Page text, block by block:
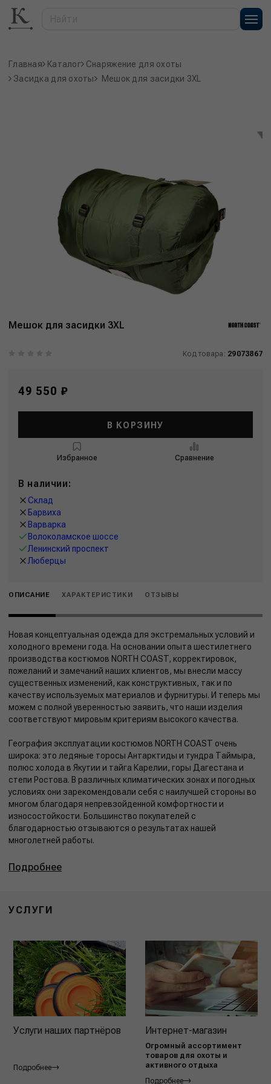
Главная Каталог Снаряжение для охоты
Засидка для охоты
Мешок для засидки 3XL
Мешок для засидки 3XL
Код товара: 29073867
49 550 ₽
В КОРЗИНУ
Избранное Сравнение
В наличии:
Склад
Барвиха
Варварка
Волоколамское шоссе
Ленинский проспект
Люберцы
ОПИСАНИЕ ХАРАКТЕРИСТИКИ ОТЗЫВЫ
Новая концептуальная одежда для экстремальных условий и
холодного времени года. На основании опыта шестилетнего
производства костюмов NORTH COAST, корректировок,
пожеланий и замечаний наших клиентов, мы внесли массу
существенных изменений, как конструктивных, так и по
качеству используемых материалов и фурнитуры. И теперь мы
можем с полной уверенностью заявить, что наши изделия
соответствуют мировым критериям высокого качества.
География эксплуатации костюмов NORTH COAST очень
широка: это ледяные торосы Антарктиды и тундра Таймыра,
полюс холода в Якутии и тайга Карелии, горы Дагестана и
степи Ростова. В различных климатических зонах и погодных
условиях они зарекомендовали себя с наилучшей стороны во
многом благодаря непревзойденной комфортности и
износостойкости. Большинство покупателей с
благодарностью отзываются о результатах нашей
многолетней работы.
Подробнее
УСЛУГИ
Услуги наших партнёров
Подробнее
Интернет-магазин
Огромный ассортимент
товаров для охоты и
активного отдыха
Подробнее